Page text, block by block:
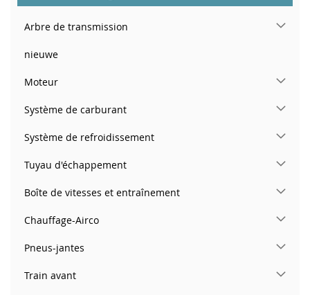
Arbre de transmission
nieuwe
Moteur
Système de carburant
Système de refroidissement
Tuyau d'échappement
Boîte de vitesses et entraînement
Chauffage-Airco
Pneus-jantes
Train avant